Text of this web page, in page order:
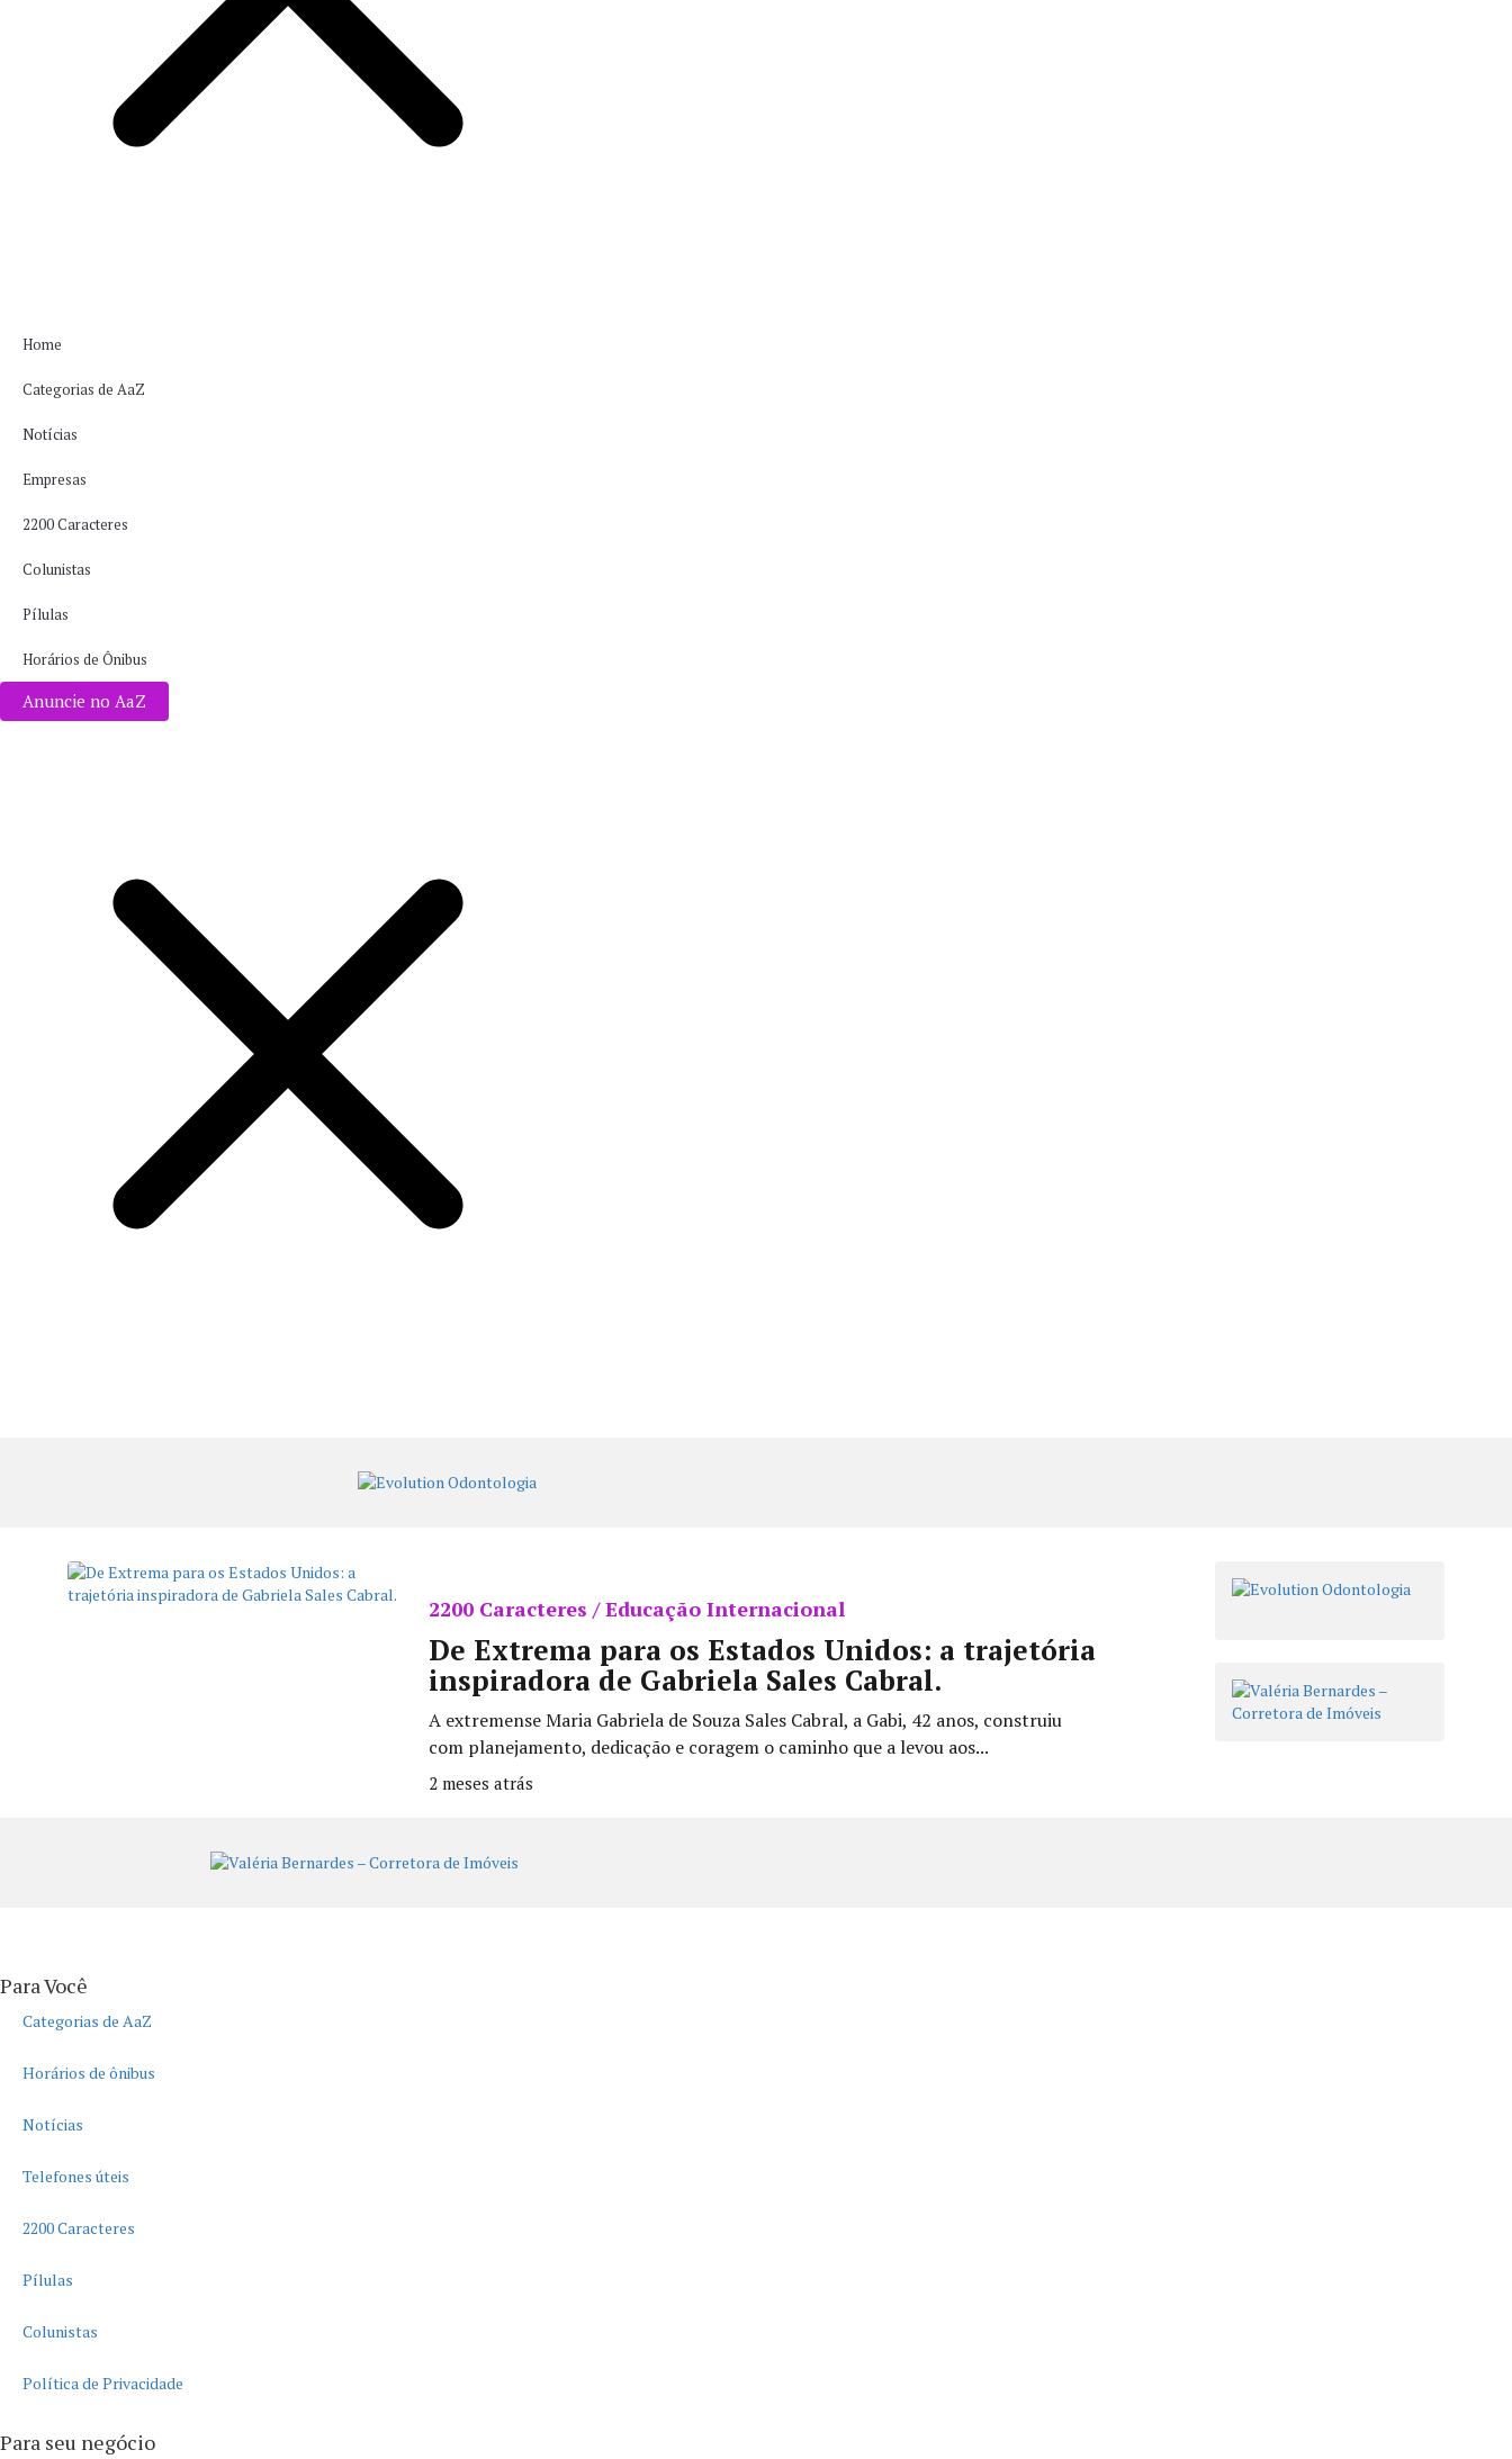
Home
Categorias de AaZ
Notícias
Empresas
2200 Caracteres
Colunistas
Pílulas
Horários de Ônibus
Anuncie no AaZ
2200 Caracteres / Educação Internacional
De Extrema para os Estados Unidos: a trajetória
inspiradora de Gabriela Sales Cabral.
A extremense Maria Gabriela de Souza Sales Cabral, a Gabi, 42 anos, construiu
com planejamento, dedicação e coragem o caminho que a levou aos...
2 meses atrás
Para Você
Categorias de AaZ
Horários de ônibus
Notícias
Telefones úteis
2200 Caracteres
Pílulas
Colunistas
Política de Privacidade
Para seu negócio​